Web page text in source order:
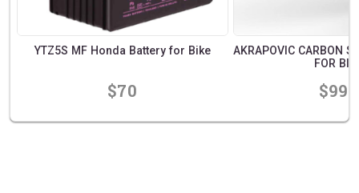
YTZ5S MF Honda Battery for Bike
$70
AKRAPOVIC CARBON
FOR
$990